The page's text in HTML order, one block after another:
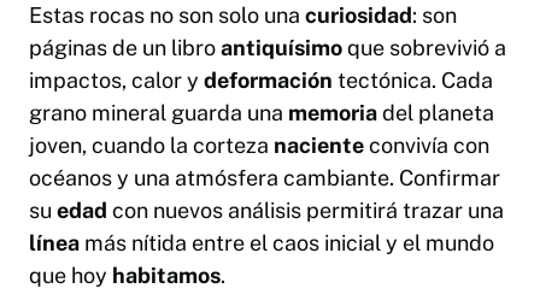
Estas rocas no son solo una curiosidad: son
páginas de un libroantiquísimoque sobrevivió a
impactos, calor y deformación tectónica. Cada
grano mineral guarda una memoriadel planeta
joven, cuando la corteza nacienteconvivía con
océanos y una atmósfera cambiante. Confirmar
su edad con nuevos análisis permitirá trazar una
línea más nítida entre el caos inicial y el mundo
que hoy habitamos.